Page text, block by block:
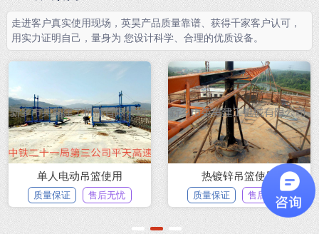
走进客户真实使用现场，英昊产品质量靠谱、获得千家客户认可，
用实力证明自己，量身为 您设计科学、合理的优质设备。
单人电动吊篮使用
质量保证 售后无忧
热镀锌吊篮使用
质量保证 售后无忧